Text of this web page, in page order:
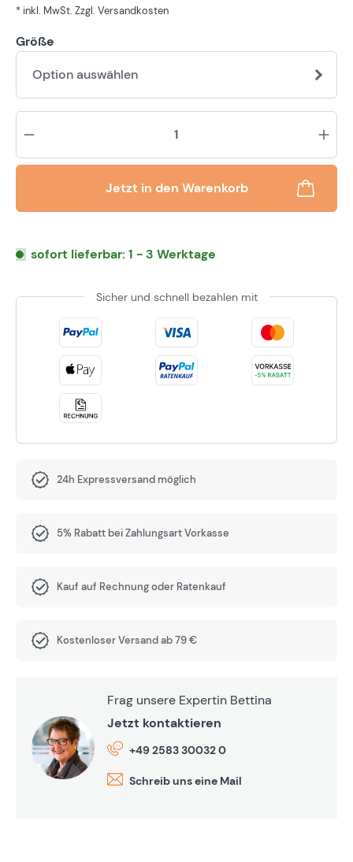
* inkl. MwSt. Zzgl. Versandkosten
Größe
Option auswählen
Jetzt in den Warenkorb
sofort lieferbar: 1 - 3 Werktage
Sicher und schnell bezahlen mit
24h Expressversand möglich
5% Rabatt bei Zahlungsart Vorkasse
Kauf auf Rechnung oder Ratenkauf
Kostenloser Versand ab 79 €
Frag unsere Expertin Bettina
Jetzt kontaktieren
+49 2583 30032 0
Schreib uns eine Mail